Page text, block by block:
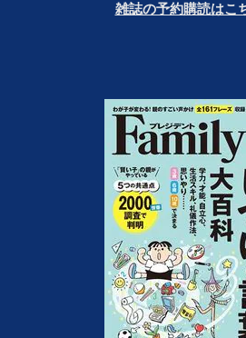
雑誌の予約購読はこ